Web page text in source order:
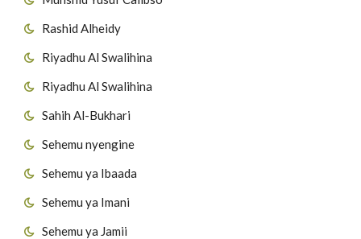
Rashid Alheidy
Riyadhu Al Swalihina
Riyadhu Al Swalihina
Sahih Al-Bukhari
Sehemu nyengine
Sehemu ya Ibaada
Sehemu ya Imani
Sehemu ya Jamii